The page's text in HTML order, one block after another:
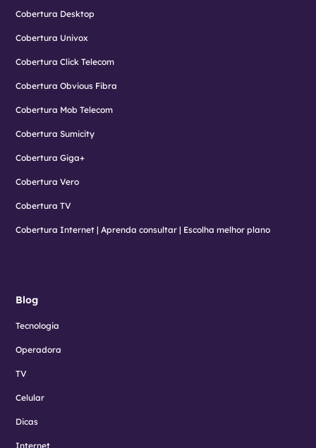
Cobertura Desktop
Cobertura Univox
Cobertura Click Telecom
Cobertura Obvious Fibra
Cobertura Mob Telecom
Cobertura Sumicity
Cobertura Giga+
Cobertura Vero
Cobertura TV
Cobertura Internet | Aprenda consultar | Escolha melhor plano
Blog
Tecnologia
Operadora
TV
Celular
Dicas
Internet